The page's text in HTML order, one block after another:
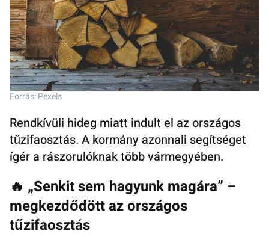
Forrás: Pexels
Rendkívüli hideg miatt indult el az országos
tűzifaosztás. A kormány azonnali segítséget
ígér a rászorulóknak több vármegyében.
🔥 „Senkit sem hagyunk magára” –
megkezdődött az országos
tűzifaosztás